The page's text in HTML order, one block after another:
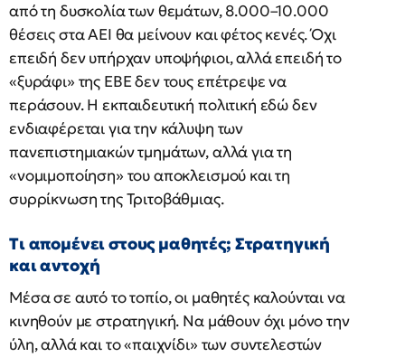
από τη δυσκολία των θεμάτων, 8.000–10.000
θέσεις στα ΑΕΙ θα μείνουν και φέτος κενές. Όχι
επειδή δεν υπήρχαν υποψήφιοι, αλλά επειδή το
«ξυράφι» της ΕΒΕ δεν τους επέτρεψε να
περάσουν. Η εκπαιδευτική πολιτική εδώ δεν
ενδιαφέρεται για την κάλυψη των
πανεπιστημιακών τμημάτων, αλλά για τη
«νομιμοποίηση» του αποκλεισμού και τη
συρρίκνωση της Τριτοβάθμιας.
Τι απομένει στους μαθητές; Στρατηγική
και αντοχή
Μέσα σε αυτό το τοπίο, οι μαθητές καλούνται να
κινηθούν με στρατηγική. Να μάθουν όχι μόνο την
ύλη, αλλά και το «παιχνίδι» των συντελεστών